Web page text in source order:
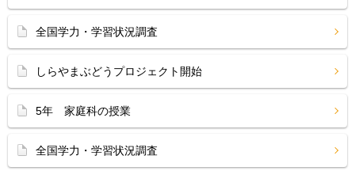
全国学力・学習状況調査
しらやまぶどうプロジェクト開始
5年 家庭科の授業
全国学力・学習状況調査